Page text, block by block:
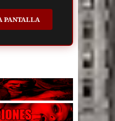
PANTALLA